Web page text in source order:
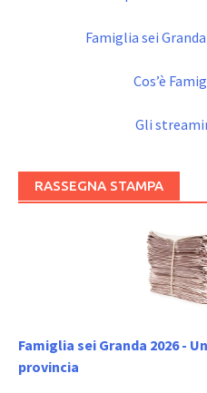
Famiglia sei
Cos’è
Gli
RASSEGNA STAMPA
Famiglia sei Granda 2026 -
provincia